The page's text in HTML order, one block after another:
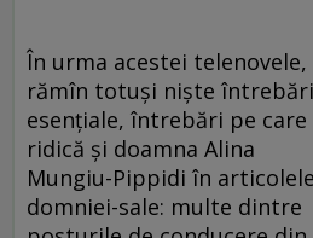
În urma acestei telenovele,
rămîn totuși niște întrebări
esențiale, întrebări pe care
ridică și doamna Alina
Mungiu-Pippidi în articolele
domniei-sale: multe dintre